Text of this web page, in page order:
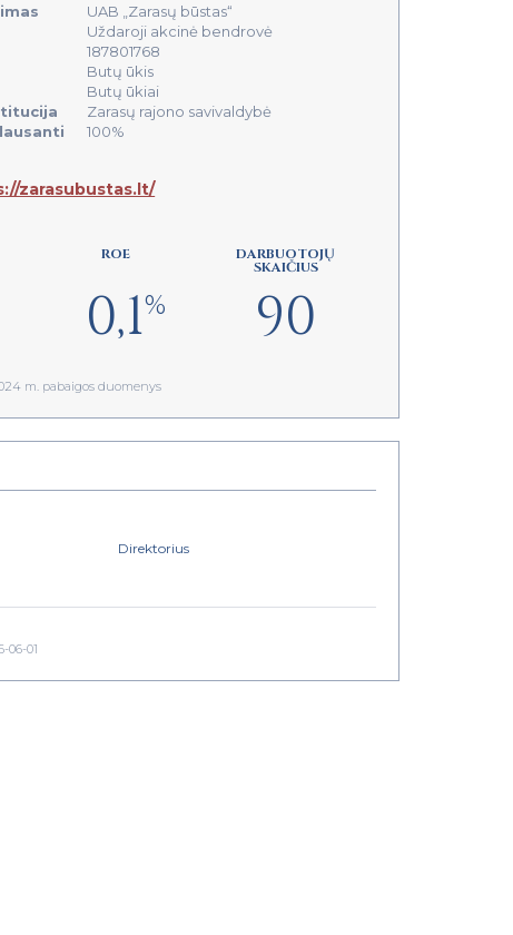
UAB „Zarasų būstas“
Uždaroji akcinė bendrovė
187801768
Butų ūkis
Butų ūkiai
Zarasų rajono savivaldybė
100%
zarasubustas.lt/
ROE
0,1%
DARBUOTOJŲ
SKAIČIUS
90
m. pabaigos duomenys
Direktorius
06-01